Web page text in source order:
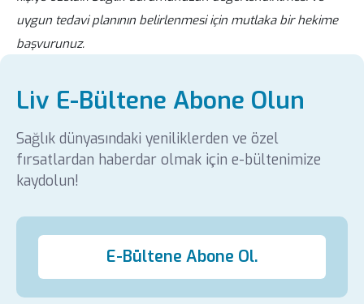
uygun tedavi planının belirlenmesi için mutlaka bir hekime
başvurunuz.
Liv E-Bültene Abone Olun
Sağlık dünyasındaki yeniliklerden ve özel
fırsatlardan haberdar olmak için e-bültenimize
kaydolun!
E-Bültene Abone Ol.